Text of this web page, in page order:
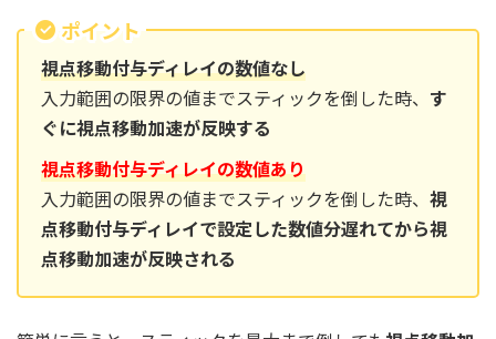
ポイント
視点移動付与ディレイの数値なし
入力範囲の限界の値までスティックを倒した時、 す
ぐに視点移動加速が反映する
視点移動付与ディレイの数値あり
入力範囲の限界の値までスティックを倒した時、 視
点移動付与ディレイで設定した数値分遅れてから視
点移動加速が反映される